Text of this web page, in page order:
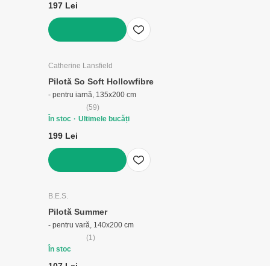
197 Lei
Catherine Lansfield
Pilotă So Soft Hollowfibre
- pentru iarnă, 135x200 cm
(59)
În stoc
Ultimele bucăți
199 Lei
B.E.S.
Pilotă Summer
- pentru vară, 140x200 cm
(1)
În stoc